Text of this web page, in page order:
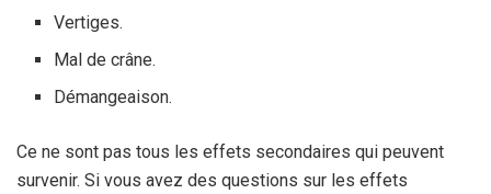
Vertiges.
Mal de crâne.
Démangeaison.
Ce ne sont pas tous les effets secondaires qui peuvent
survenir. Si vous avez des questions sur les effets